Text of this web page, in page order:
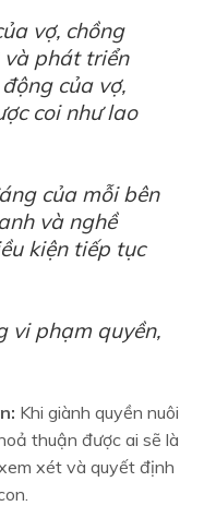
vợ, chồng
và phát triển
của vợ,
coi như lao
của mỗi bên
và nghề
kiện tiếp tục
vi phạm quyền,
Khi giành quyền nuôi
thuận được ai sẽ là
xét và quyết định